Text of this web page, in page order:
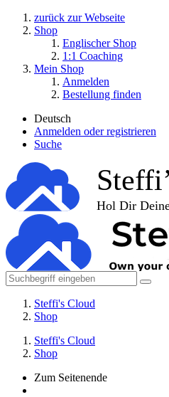
zurück zur Webseite
Shop
Englischer Shop
1:1 Coaching
Mein Shop
Anmelden
Bestellung finden
Deutsch
Anmelden oder registrieren
Suche
Steffi's Cloud
Shop
Steffi's Cloud
Shop
Zum Seitenende